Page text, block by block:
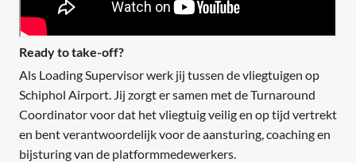
Ready to take-off?
Als Loading Supervisor werk jij tussen de vliegtuigen op
Schiphol Airport. Jij zorgt er samen met de Turnaround
Coordinator voor dat het vliegtuig veilig en op tijd vertrekt
en bent verantwoordelijk voor de aansturing, coaching en
bijsturing van de platformmedewerkers.